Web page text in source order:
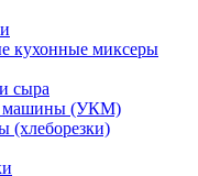
кухонные миксеры
сыра
машины (УКМ)
(хлеборезки)